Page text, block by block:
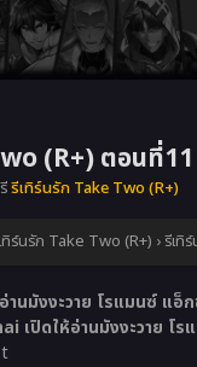
(R+) ตอนที่11
รีเทิร์นรัก Take Two (R+)
ทิร์นรัก Take Two (R+) ›รีเทิ
นมังงะวาย โรแมนซ์ แอ็
เปิดให้อ่านมังงะวาย โ